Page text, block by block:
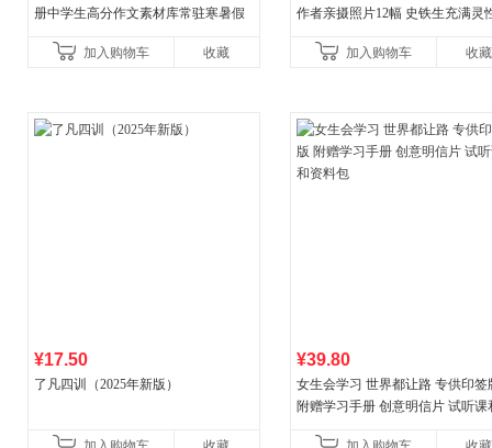
册中学生高分作文素材库常驻寒暑假
讲透西方思想史，哲学知
加入购物车 收藏
作者亲摄照片12幅 史铁生充满灵
加入购物车
收藏
¥17.50
了凡四训（2025年新版）
¥39.80
女生会学习 世界都让路 专供印签
附赠学习手册 创意明信片 试听课